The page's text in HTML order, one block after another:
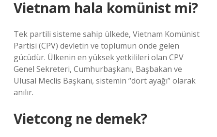
Vietnam hala komünist mi?
Tek partili sisteme sahip ülkede, Vietnam Komünist
Partisi (CPV) devletin ve toplumun önde gelen
gücüdür. Ülkenin en yüksek yetkilileri olan CPV
Genel Sekreteri, Cumhurbaşkanı, Başbakan ve
Ulusal Meclis Başkanı, sistemin “dört ayağı” olarak
anılır.
Vietcong ne demek?